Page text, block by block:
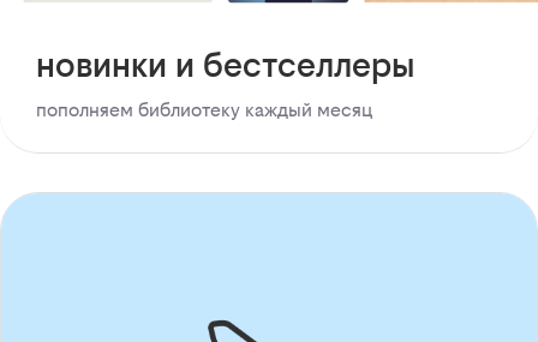
новинки и бестселлеры
пополняем библиотеку каждый месяц